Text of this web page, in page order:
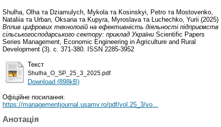
Shulha, Olha та Dziamulych, Mykola та Kosinskyi, Petro та Mostovenko,
Nataliia та Urban, Oksana та Kupyra, Myroslava та Luchechko, Yurii (2025)
Вплив цифрових технологій на ефективність діяльності підприємств
сільськогосподарського сектору: приклад України Scientific Papers
Series Management, Economic Engineering in Agriculture and Rural
Development (3). с. 371-380. ISSN 2285-3952
Текст
Shulha_O_SP_25_3_2025.pdf
Download (898kB)
Офіційне посилання:
https://managementjournal.usamv.ro/pdf/vol.25_3/vo...
Анотація